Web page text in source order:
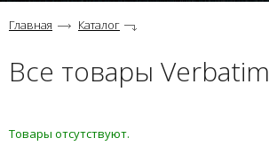
Главная Каталог
Все товары Verbatim
Товары отсутствуют.